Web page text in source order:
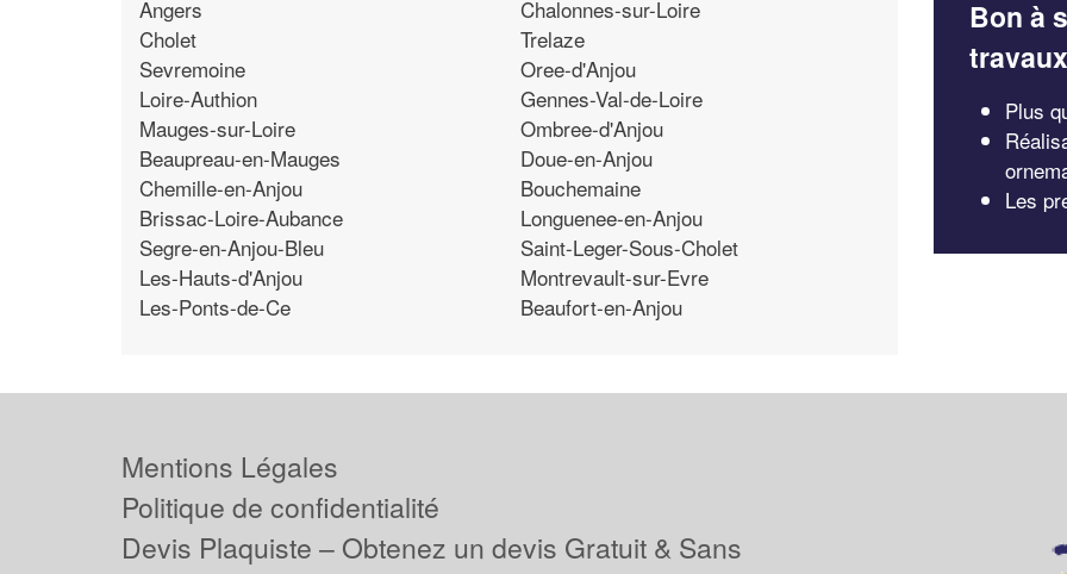
Angers
Cholet
Sevremoine
Loire-Authion
Mauges-sur-Loire
Beaupreau-en-Mauges
Chemille-en-Anjou
Brissac-Loire-Aubance
Segre-en-Anjou-Bleu
Les-Hauts-d'Anjou
Les-Ponts-de-Ce
Chalonnes-sur-Loire
Trelaze
Oree-d'Anjou
Gennes-Val-de-Loire
Ombree-d'Anjou
Doue-en-Anjou
Bouchemaine
Longuenee-en-Anjou
Saint-Leger-Sous-Cholet
Montrevault-sur-Evre
Beaufort-en-Anjou
Bon à
travaux
Plus
Les
Mentions Légales
Politique de confidentialité
Devis Plaquiste – Obtenez un devis Gratuit & Sans